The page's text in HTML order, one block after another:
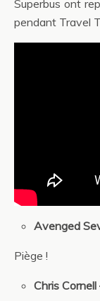
Superbus ont
pendant Travel
Avenged
Piège !
Chris